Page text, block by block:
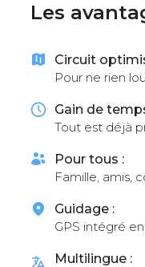
Les
Circuit
Pour ne rien
Gain de
Tout est déjà
Pour tous :
Famille, amis,
Guidage :
GPS intégré
Multilingue :